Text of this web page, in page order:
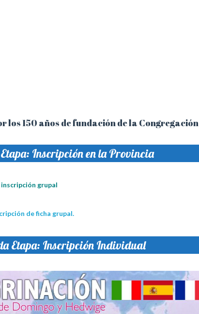
los 150 años de fundación de la Congregación
Inscripción en la Provincia
grupal
de ficha grupal.
Etapa: Inscripción Individual